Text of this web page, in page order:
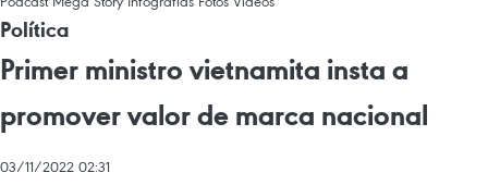
Política
Primer ministro vietnamita insta a
promover valor de marca nacional
03/11/2022 02:31